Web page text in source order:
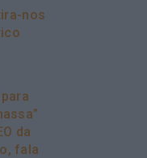
nos
da
fala